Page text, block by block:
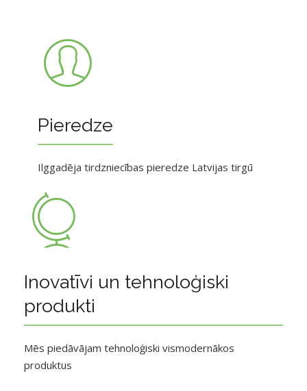
Pieredze
Ilggadēja tirdzniecības pieredze Latvijas tirgū
Inovatīvi un tehnoloģiski
produkti
Mēs piedāvājam tehnoloģiski vismodernākos
produktus